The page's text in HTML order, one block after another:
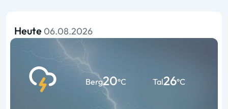
Heute 06.08.2026
Berg20°C Tal26°C